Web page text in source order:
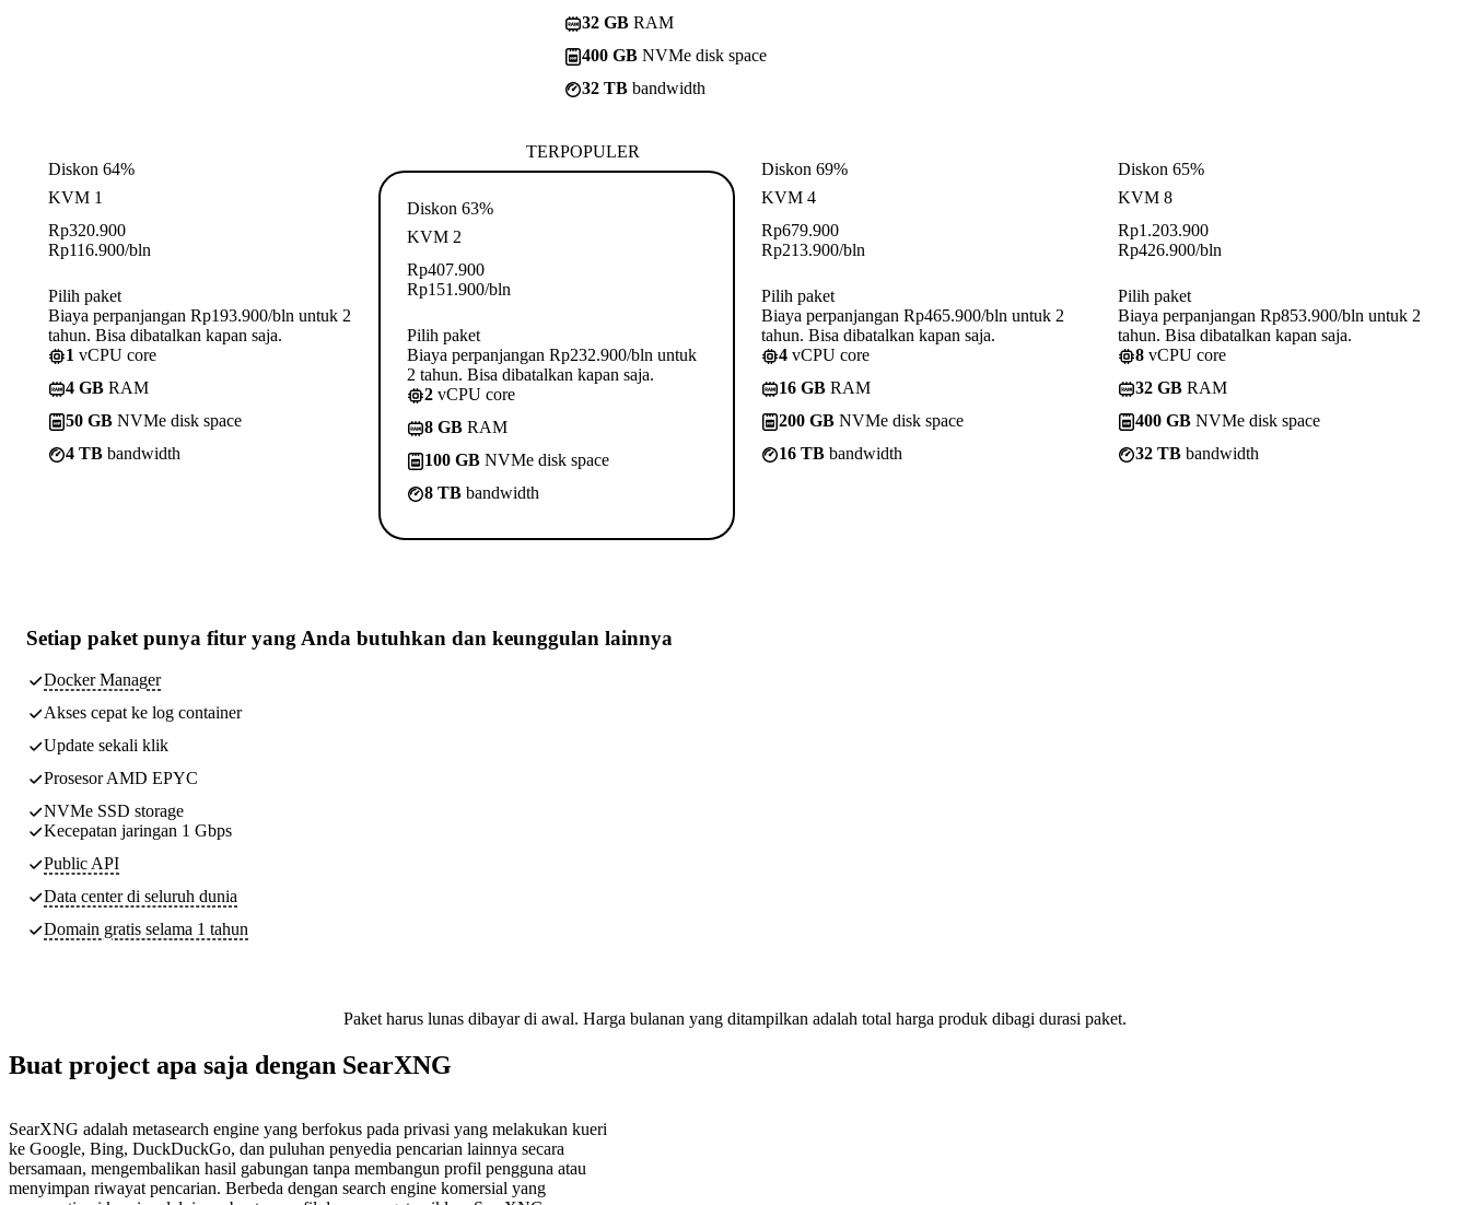
32 GB RAM
400 GB NVMe disk space
32 TB bandwidth
Diskon 64%
KVM 1
Rp320.900
Rp116.900/bln
Pilih paket
Biaya perpanjangan Rp193.900/bln untuk 2
tahun. Bisa dibatalkan kapan saja.
1 vCPU core
4 GB RAM
50 GB NVMe disk space
4 TB bandwidth
TERPOPULER
Diskon 63%
KVM 2
Rp407.900
Rp151.900/bln
Pilih paket
Biaya perpanjangan Rp232.900/bln untuk
2 tahun. Bisa dibatalkan kapan saja.
2 vCPU core
8 GB RAM
100 GB NVMe disk space
8 TB bandwidth
Diskon 69%
KVM 4
Rp679.900
Rp213.900/bln
Pilih paket
Biaya perpanjangan Rp465.900/bln untuk 2
tahun. Bisa dibatalkan kapan saja.
4 vCPU core
16 GB RAM
200 GB NVMe disk space
16 TB bandwidth
Diskon 65%
KVM 8
Rp1.203.900
Rp426.900/bln
Pilih paket
Biaya perpanjangan Rp853.900/bln untuk 2
tahun. Bisa dibatalkan kapan saja.
8 vCPU core
32 GB RAM
400 GB NVMe disk space
32 TB bandwidth
Setiap paket punya fitur yang Anda butuhkan dan keunggulan lainnya
Docker Manager
Akses cepat ke log container
Update sekali klik
Prosesor AMD EPYC
NVMe SSD storage
Kecepatan jaringan 1 Gbps
Public API
Data center di seluruh dunia
Domain gratis selama 1 tahun
Paket harus lunas dibayar di awal. Harga bulanan yang ditampilkan adalah total harga produk dibagi durasi paket.
Buat project apa saja dengan SearXNG
SearXNG adalah metasearch engine yang berfokus pada privasi yang melakukan kueri
ke Google, Bing, DuckDuckGo, dan puluhan penyedia pencarian lainnya secara
bersamaan, mengembalikan hasil gabungan tanpa membangun profil pengguna atau
menyimpan riwayat pencarian. Berbeda dengan search engine komersial yang